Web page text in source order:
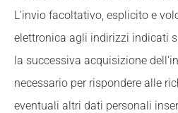
L'invio facoltativo, esplicito e
elettronica agli indirizzi indicati
la successiva acquisizione
necessario per rispondere alle
eventuali altri dati personali